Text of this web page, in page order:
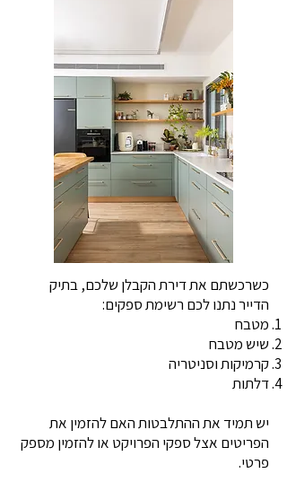
כשרכשתם את דירת הקבלן שלכם, בתיק
הדייר נתנו לכם רשימת ספקים:
מטבח
שיש מטבח
קרמיקות וסניטריה
דלתות
יש תמיד את ההתלבטות האם להזמין את
הפריטים אצל ספקי הפרויקט או להזמין מספק
פרטי.